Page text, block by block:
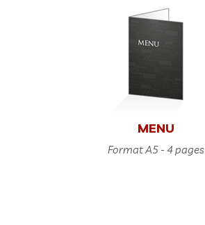
MENU
Format A5 - 4 pages